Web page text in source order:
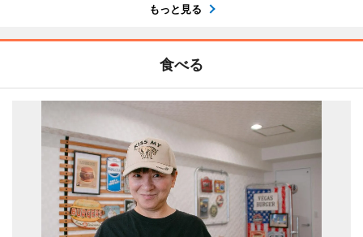
もっと見る
食べる